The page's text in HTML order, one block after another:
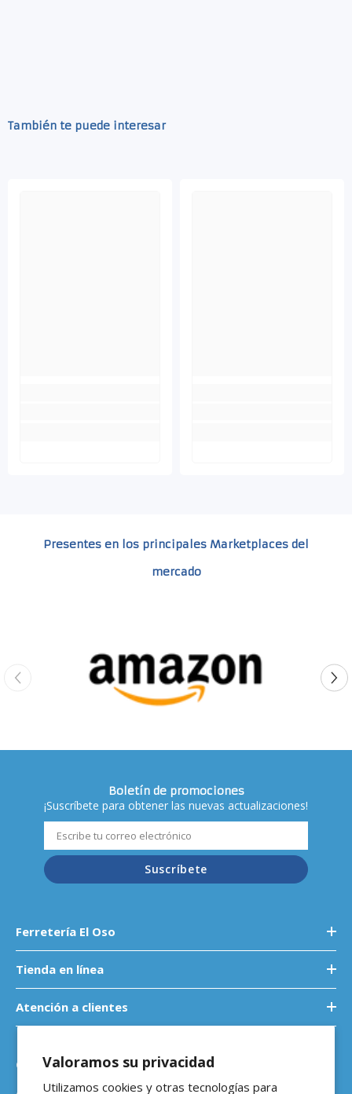
Valoramos su privacidad
Utilizamos cookies y otras tecnologías para
También te puede interesar
Presentes en los principales Marketplaces del
mercado
Boletín de promociones
¡Suscríbete para obtener las nuevas actualizaciones!
Suscríbete
Ferretería El Oso
Tienda en línea
Atención a clientes
Contáctanos